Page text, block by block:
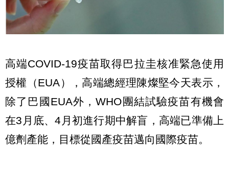
高端COVID-19疫苗取得巴拉圭核准緊急使用
授權（EUA），高端總經理陳燦堅今天表示，
除了巴國EUA外，WHO團結試驗疫苗有機會
在3月底、4月初進行期中解盲，高端已準備上
億劑產能，目標從國產疫苗邁向國際疫苗。